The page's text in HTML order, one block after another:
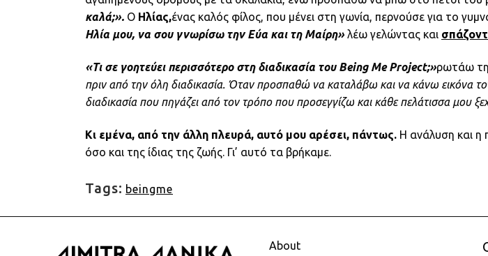
καλά;». Ο Ηλίας,ένας καλός φίλος, που μένει στη γωνία, περνούσε για το
Ηλία μου, να σου γνωρίσω την Εύα και τη Μαίρη»λέω γελώντας και
«Τι σε γοητεύει περισσότερο στη διαδικασία του Being Me Project;»ρωτάω τη
πριν από την όλη διαδικασία. Όταν προσπαθώ να καταλάβω και να κάνω εικόνα
διαδικασία που πηγάζει από τον τρόπο που προσεγγίζω και κάθε πελάτισσα μου
Κι εμένα, από την άλλη πλευρά, αυτό μου αρέσει, πάντως. Η ανάλυση και η
όσο και της ίδιας της ζωής. Γι’ αυτό τα βρήκαμε.
Tags: beingme
About